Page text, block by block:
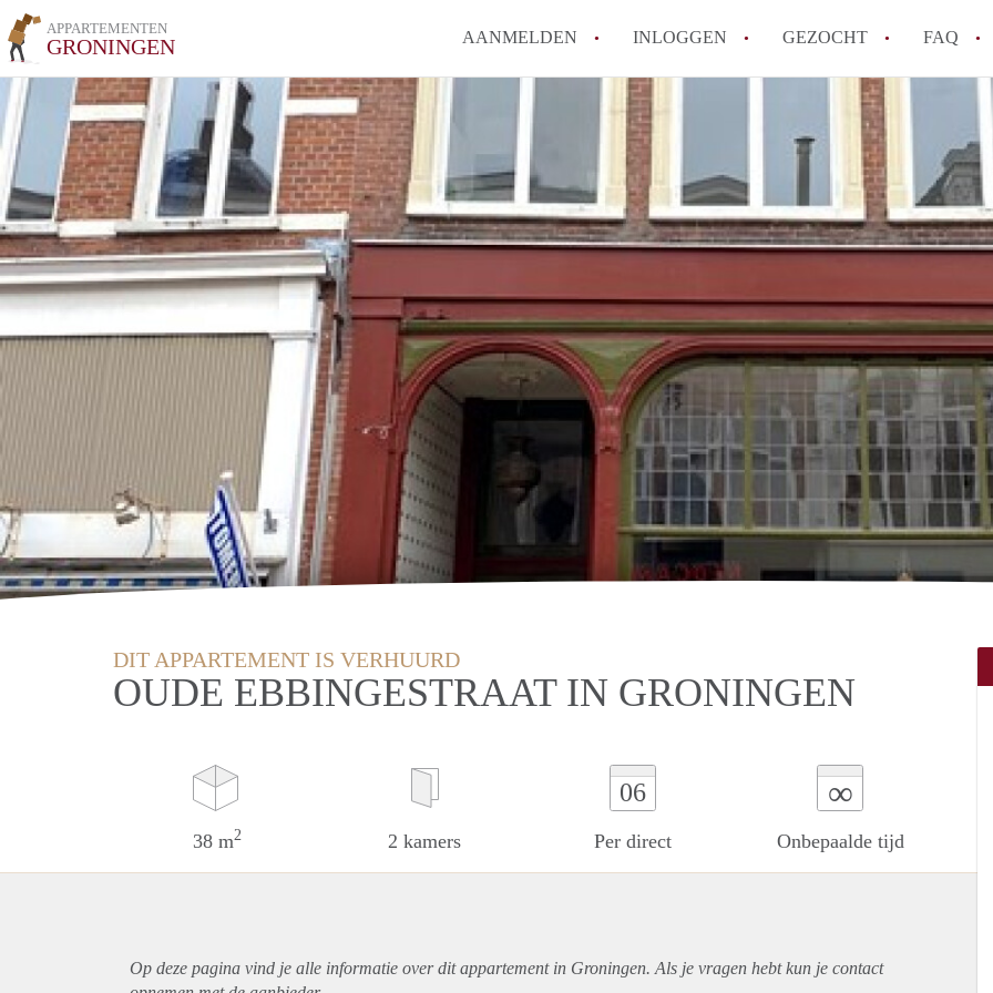
APPARTEMENTEN
GRONINGEN AANMELDEN INLOGGEN GEZOCHT FAQ
Hoe werkt Appartement Groningen
Hoeveel kost het om te reageren op een
How to translate AppartementGroningen?
Wat is AppartementenGroningen?
Alle veelgestelde vragen
DIT APPARTEMENT IS VERHUURD
OUDE EBBINGESTRAAT IN GRONINGEN
38 m2 2 kamers
06
Per direct
∞
Onbepaalde tijd
Op deze pagina vind je alle informatie over ditappartementin Groningen. Als je vragen hebt kun je contact